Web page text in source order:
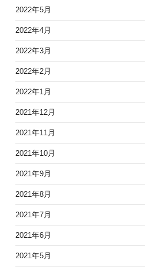
2022年5月
2022年4月
2022年3月
2022年2月
2022年1月
2021年12月
2021年11月
2021年10月
2021年9月
2021年8月
2021年7月
2021年6月
2021年5月